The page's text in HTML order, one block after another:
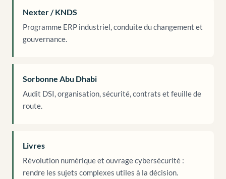
Nexter / KNDS
Programme ERP industriel, conduite du changement et
gouvernance.
Sorbonne Abu Dhabi
Audit DSI, organisation, sécurité, contrats et feuille de
route.
Livres
Révolution numérique et ouvrage cybersécurité :
rendre les sujets complexes utiles à la décision.